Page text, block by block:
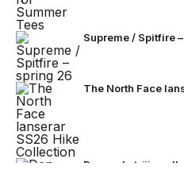
Supreme / Spitfire
The North Face
Den enda tröjan